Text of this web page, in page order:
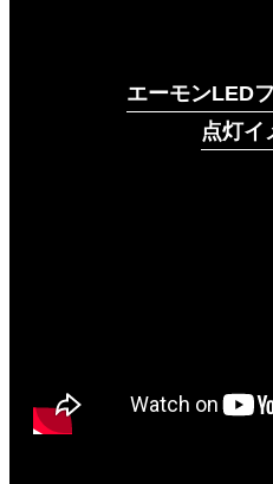
エーモンLED
点灯イ